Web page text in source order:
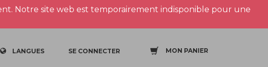
Notre site web est temporairement indisponible pour une
LANGUES SE CONNECTER MON PANIER